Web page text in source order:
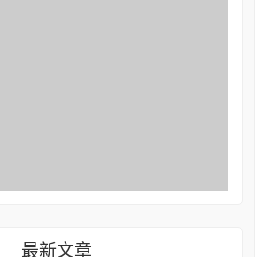
最新文章